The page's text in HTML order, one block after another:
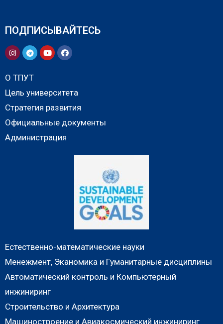
ПОДПИСЫВАЙТЕСЬ
О ТПУТ
Цель университета
Стратегия развития
Официальные документы
Администрация
Естественно-математические науки
Менежмент, Эканомика и Гуманитарные дисциплины
Автоматический контроль и Компьютерный
инжиниринг
Строительство и Архитектура
Машиностроение и Авиакосмический инжиниринг